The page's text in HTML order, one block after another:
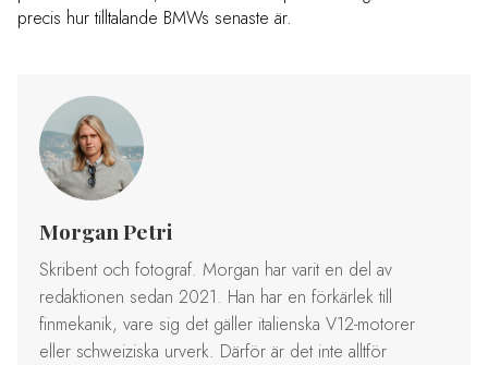
precis hur tilltalande BMWs senaste är.
Morgan Petri
Skribent och fotograf. Morgan har varit en del av
redaktionen sedan 2021. Han har en förkärlek till
finmekanik, vare sig det gäller italienska V12-motorer
eller schweiziska urverk. Därför är det inte alltför